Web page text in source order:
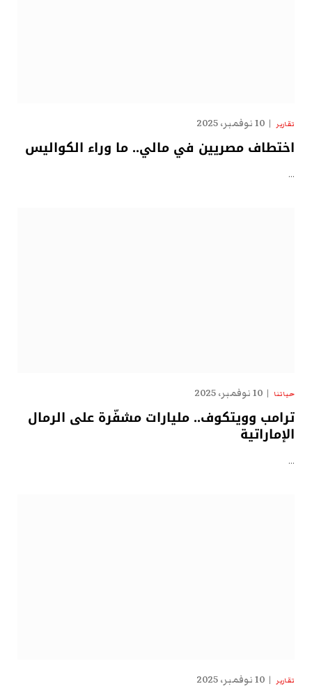
تقارير 10 نوفمبر، 2025
اختطاف مصريين في مالي.. ما وراء الكواليس
…
حياتنا 10 نوفمبر، 2025
ترامب وويتكوف.. مليارات مشفّرة على الرمال
الإماراتية
…
تقارير 10 نوفمبر، 2025